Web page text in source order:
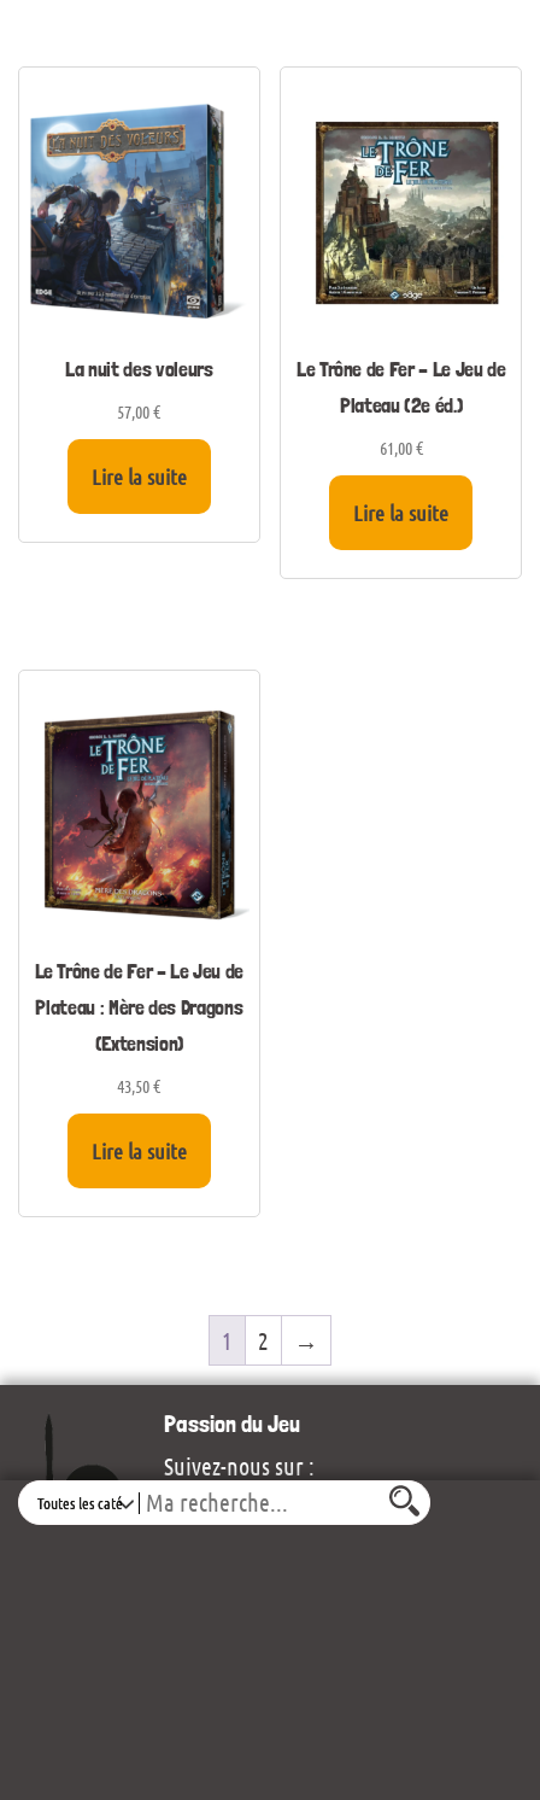
Search
La nuit des voleurs
57,00€
Lire la suite
Le Trône de Fer – Le Jeu de
Plateau (2e éd.)
61,00€
Lire la suite
Le Trône de Fer – Le Jeu de
Plateau : Mère des Dragons
(Extension)
43,50€
Lire la suite
1 2 →
Passion du Jeu
Suivez-nous sur :